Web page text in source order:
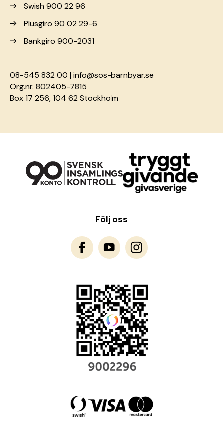
Swish 900 22 96
Plusgiro 90 02 29-6
Bankgiro 900-2031
08-545 832 00 |info@sos-barnbyar.se
Org.nr. 802405-7815
Box 17 256, 104 62 Stockholm
Följ oss